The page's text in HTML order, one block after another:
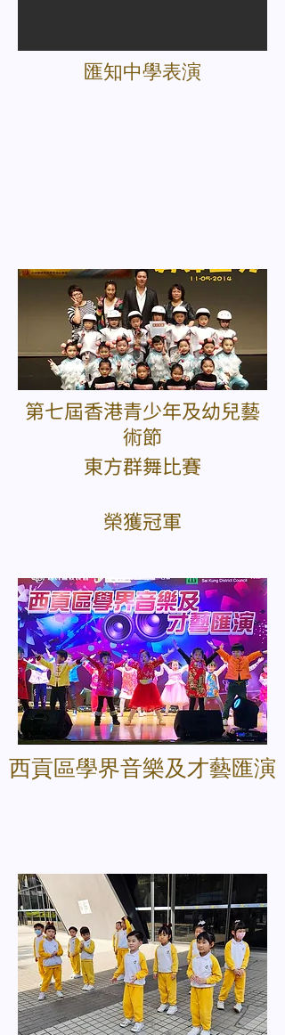
匯知中學表演
第七屆香港青少年及幼兒藝
術節
東方群舞比賽
榮獲冠軍
西貢區學界音樂及才藝匯演